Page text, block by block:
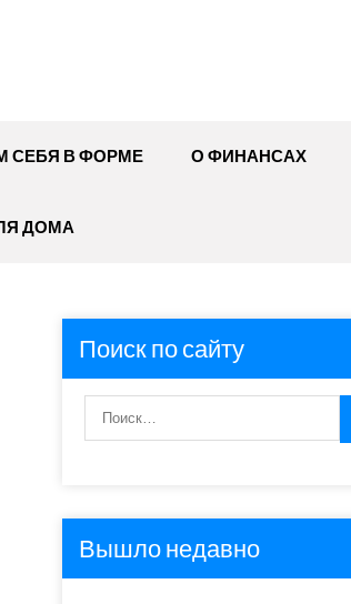
СЕБЯ В ФОРМЕ О ФИНАНСАХ
ДОМА
Поиск по сайту
Вышло недавно